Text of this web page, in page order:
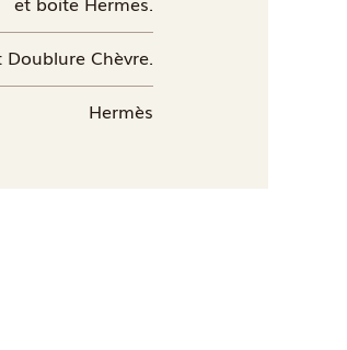
Chèvre.
Hermès